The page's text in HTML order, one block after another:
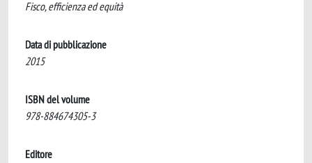
Fisco, efficienza ed equità
Data di pubblicazione
2015
ISBN del volume
978-884674305-3
Editore